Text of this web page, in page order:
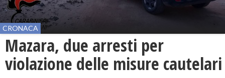
CRONACA
Mazara, due arresti per
violazione delle misure cautelari